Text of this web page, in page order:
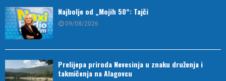
Najbolje od „Mojih 50“: Tajči
09/08/2026
Prelijepa priroda Nevesinja u znaku druženja i
takmičenja na Alagovcu